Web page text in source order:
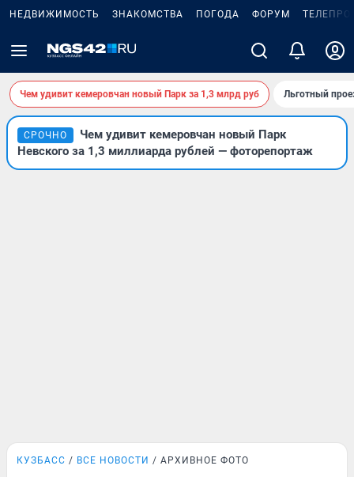
НЕДВИЖИМОСТЬ ЗНАКОМСТВА ПОГОДА ФОРУМ
Чем удивит кемеровчан новый Парк за 1,3 млрд руб Льготный
СРОЧНО
Чем удивит кемеровчан новый Парк
Невского за 1,3 миллиарда рублей — фоторепортаж
КУЗБАСС ВСЕ НОВОСТИ АРХИВНОЕ ФОТО